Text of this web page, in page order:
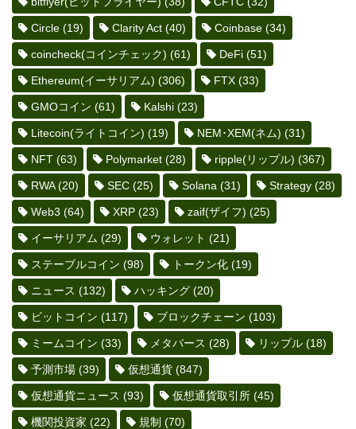
Circle (19) Clarity Act (40) Coinbase (34)
coincheck(コインチェック) (61) DeFi (51)
Ethereum(イーサリアム) (306) FTX (33)
GMOコイン (61) Kalshi (23)
Litecoin(ライトコイン) (19) NEM･XEM(ネム) (31)
NFT (63) Polymarket (28) ripple(リップル) (367)
RWA(20) SEC (25) Solana (31) Strategy (28)
Web3 (64) XRP (23) zaif(ザイフ) (25)
イーサリアム (29) ウォレット (21)
ステーブルコイン (98) トークン化 (19)
ニュース (132) ハッキング (20)
ビットコイン (117) ブロックチェーン (103)
ミームコイン (33) メタバース (28) リップル (18)
予測市場 (39) 仮想通貨 (847)
仮想通貨ニュース (93) 仮想通貨取引所 (45)
機関投資家 (22) 規制 (70)